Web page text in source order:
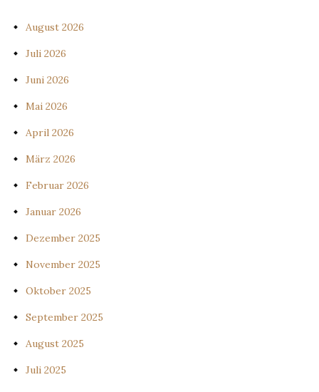
August 2026
Juli 2026
Juni 2026
Mai 2026
April 2026
März 2026
Februar 2026
Januar 2026
Dezember 2025
November 2025
Oktober 2025
September 2025
August 2025
Juli 2025